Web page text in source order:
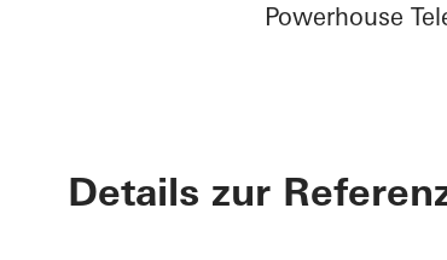
Powerhouse
Details zur